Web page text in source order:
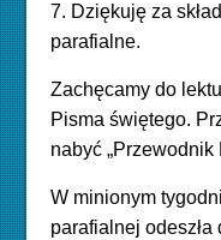
7. Dziękuję za
parafialne.
Zachęcamy do
Pisma świętego.
nabyć „Przewodnik
W minionym
parafialnej odeszła